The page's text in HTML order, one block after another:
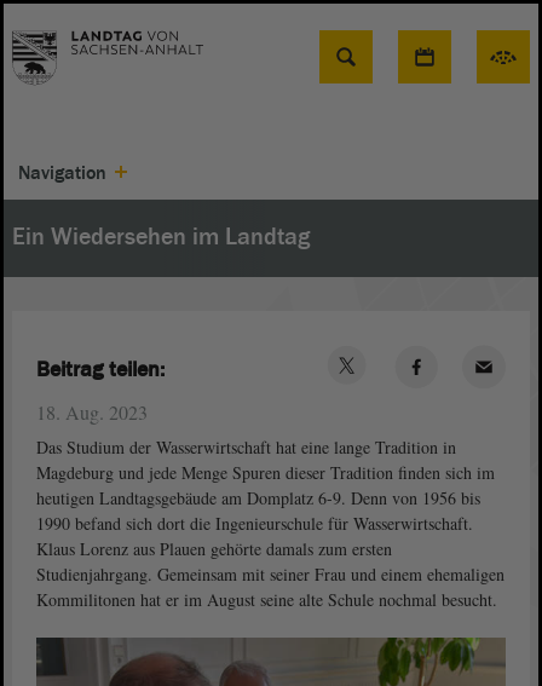
Suche
Navigation
Ein Wiedersehen im Landtag
18. Aug. 2023
Das Studium der Wasserwirtschaft hat eine lange Tradition in
Magdeburg und jede Menge Spuren dieser Tradition finden sich im
heutigen Landtagsgebäude am Domplatz 6-9. Denn von 1956 bis
1990 befand sich dort die Ingenieurschule für Wasserwirtschaft.
Klaus Lorenz aus Plauen gehörte damals zum ersten
Studienjahrgang. Gemeinsam mit seiner Frau und einem ehemaligen
Kommilitonen hat er im August seine alte Schule nochmal besucht.
Beitrag teilen: